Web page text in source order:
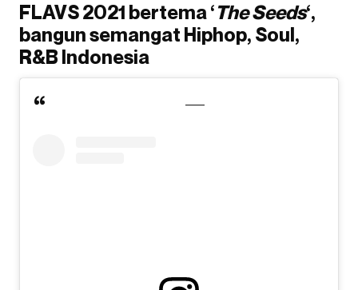
FLAVS 2021 bertema ‘The Seeds‘,
bangun semangat Hiphop, Soul,
R&B Indonesia